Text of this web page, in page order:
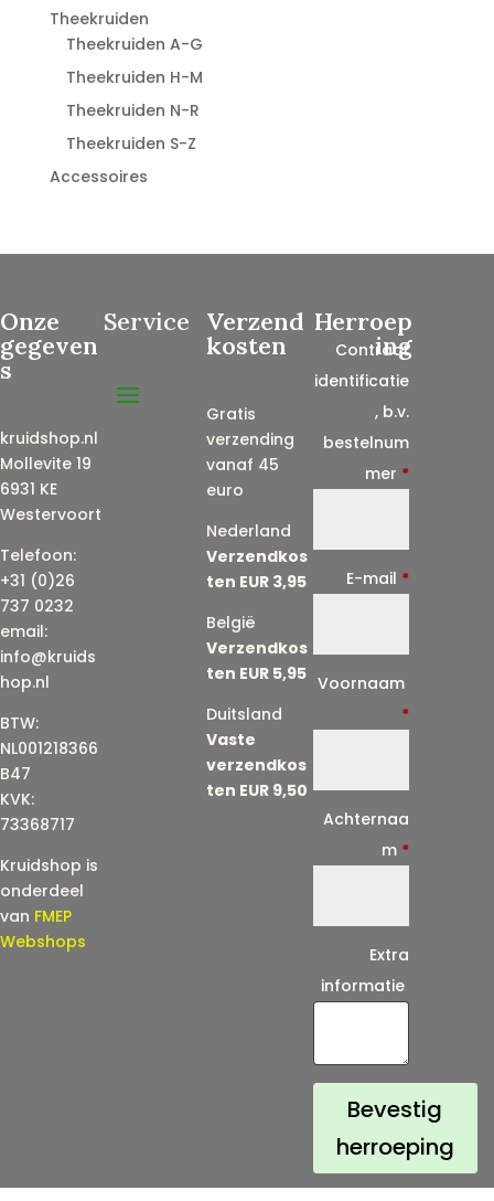
Theekruiden
Theekruiden A-G
Theekruiden H-M
Theekruiden N-R
Theekruiden S-Z
Accessoires
Onze
gegeven
s
kruidshop.nl
Mollevite 19
6931 KE
Westervoort
Telefoon:
+31 (0)26
737 0232
email:
info@kruids
hop.nl
BTW:
NL001218366
B47
KVK:
73368717
Kruidshop is
onderdeel
van FMEP
Webshops
Service Verzend
kosten
Gratis
verzending
vanaf 45
euro
Nederland
Verzendkos
ten EUR 3,95
België
Verzendkos
ten EUR 5,95
Duitsland
Vaste
verzendkos
ten EUR 9,50
Herroep
ing
Contract
identificatie
, b.v.
bestelnum
mer *
E-mail *
l
)
*
Voornaam
*
Achternaa
m *
Extra
informatie
Bevestig
herroeping